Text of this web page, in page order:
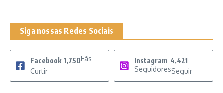
Siga nossas Redes Sociais
Facebook 1,750Fãs
Curtir
Instagram 4,421
SeguidoresSeguir